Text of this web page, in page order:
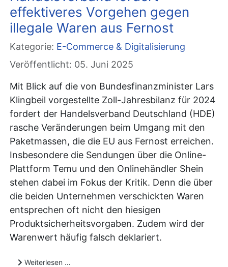
effektiveres Vorgehen gegen
illegale Waren aus Fernost
Kategorie: E-Commerce & Digitalisierung
Veröffentlicht: 05. Juni 2025
Mit Blick auf die von Bundesfinanzminister Lars
Klingbeil vorgestellte Zoll-Jahresbilanz für 2024
fordert der Handelsverband Deutschland (HDE)
rasche Veränderungen beim Umgang mit den
Paketmassen, die die EU aus Fernost erreichen.
Insbesondere die Sendungen über die Online-
Plattform Temu und den Onlinehändler Shein
stehen dabei im Fokus der Kritik. Denn die über
die beiden Unternehmen verschickten Waren
entsprechen oft nicht den hiesigen
Produktsicherheitsvorgaben. Zudem wird der
Warenwert häufig falsch deklariert.
Weiterlesen …